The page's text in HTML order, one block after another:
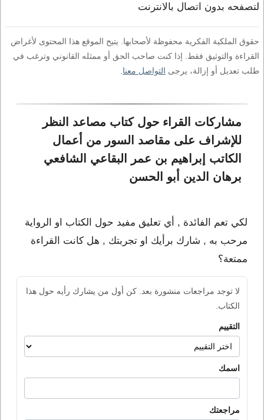
لتصفحه بدون اتصال بالانترنت
حقوق الملكية الفكرية محفوظة لأصحابها. يتيح الموقع هذا المحتوى لأغراض
القراءة والتوثيق فقط. إذا كنت صاحب الحق أو ممثله القانوني وترغب في
طلب تعديل أو إزالة، يرجى التواصل معنا
مشاركات القراء حول كتاب مصاعد النظر
للإشراف على مقاصد السور من أعمال
الكاتب إبراهيم بن عمر البقاعي الشافعي
برهان الدين أبو الحسن
لكي تعم الفائدة , أي تعليق مفيد حول الكتاب او الرواية
مرحب به , شارك برأيك او تجربتك , هل كانت القراءة
ممتعة؟
لا توجد مراجعات منشورة بعد. كن أول من يشارك رأيه حول هذا
الكتاب.
التقييم
اسمك
مراجعتك